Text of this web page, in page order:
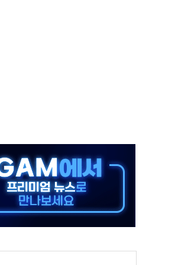
밀집된 강남·서초 둔화
력망에 첫 입성
예고
사업으로 성장"
잼데믹' 안보까지 몰고 와"
그것이 국민의 뜻"
추진
동자 폭염 방치, 국격 훼손"